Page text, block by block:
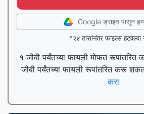
Google ड्राइव पासून
*२४ तासांनंतर फाइल्स हटवल्या
१ जीबी पर्यंतच्या फायली मोफत रूपांतरित
जीबी पर्यंतच्या फायली रूपांतरित करू
करा